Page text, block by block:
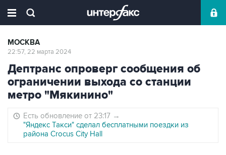
МОСКВА
22:57, 22 марта 2024
Дептранс опроверг сообщения об
ограничении выхода со станции
метро "Мякинино"
Есть обновление от 23:17 →
"Яндекс Такси" сделал бесплатными поездки из
района Crocus City Hall